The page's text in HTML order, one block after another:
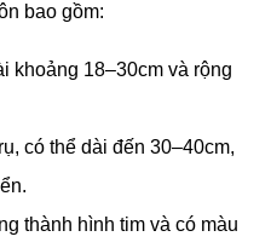
bao gồm:
khoảng 18–30cm và rộng
có thể dài đến 30–40cm,
thành hình tim và có màu